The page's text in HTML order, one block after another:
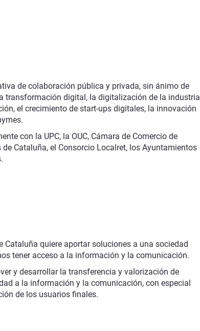
de colaboración pública y privada, sin ánimo de
transformación digital, la digitalización de la industria
el crecimiento de start-ups digitales, la innovación
con la UPC, la OUC, Cámara de Comercio de
de Cataluña, el Consorcio Localret, los Ayuntamientos
Cataluña quiere aportar soluciones a una sociedad
tener acceso a la información y la comunicación.
y desarrollar la transferencia y valorización de
a la información y la comunicación, con especial
de los usuarios finales.